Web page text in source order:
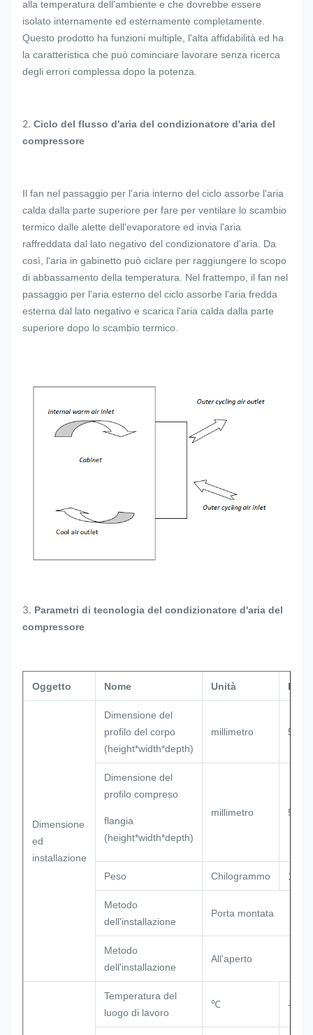
alla temperatura dell'ambiente e che dovrebbe essere
isolato internamente ed esternamente completamente.
Questo prodotto ha funzioni multiple, l'alta affidabilità ed ha
la caratteristica che può cominciare lavorare senza ricerca
degli errori complessa dopo la potenza.
2. Ciclo del flusso d'aria del condizionatore d'aria del
compressore
Il fan nel passaggio per l'aria interno del ciclo assorbe l'aria
calda dalla parte superiore per fare per ventilare lo scambio
termico dalle alette dell'evaporatore ed invia l'aria
raffreddata dal lato negativo del condizionatore d'aria. Da
così, l'aria in gabinetto può ciclare per raggiungere lo scopo
di abbassamento della temperatura. Nel frattempo, il fan nel
passaggio per l'aria esterno del ciclo assorbe l'aria fredda
esterna dal lato negativo e scarica l'aria calda dalla parte
superiore dopo lo scambio termico.
3. Parametri di tecnologia del condizionatore d'aria del
compressore
Oggetto Nome Unità
Dimensione
ed
installazione
Dimensione del
profilo del corpo
(height*width*depth)
millimetro
Dimensione del
profilo compreso
flangia
(height*width*depth)
millimetro
Peso Chilogrammo 12,7
Metodo
dell'installazione
Porta montata
Metodo
dell'installazione
All'aperto
Temperatura del
luogo di lavoro
℃ -40 -